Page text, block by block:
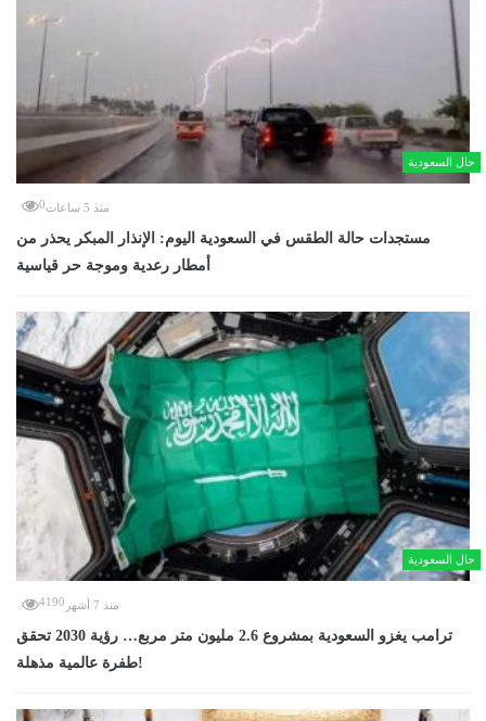
حال السعودية
منذ 5 ساعات 0
مستجدات حالة الطقس في السعودية اليوم: الإنذار المبكر يحذر من
أمطار رعدية وموجة حر قياسية
حال السعودية
منذ 7 أشهر 4190
ترامب يغزو السعودية بمشروع 2.6 مليون متر مربع… رؤية 2030 تحقق
طفرة عالمية مذهلة!